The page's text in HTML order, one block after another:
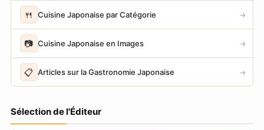
🍴 Cuisine Japonaise par Catégorie →
📷 Cuisine Japonaise en Images →
📋 Articles sur la Gastronomie Japonaise →
Sélection de l'Éditeur